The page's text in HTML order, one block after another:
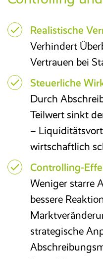
Realistische
Verhindert
Vertrauen bei
Steuerliche
Durch
Teilwert sinkt
–
wirtschaftlich
Controlling-
Weniger starre
bessere
strategische